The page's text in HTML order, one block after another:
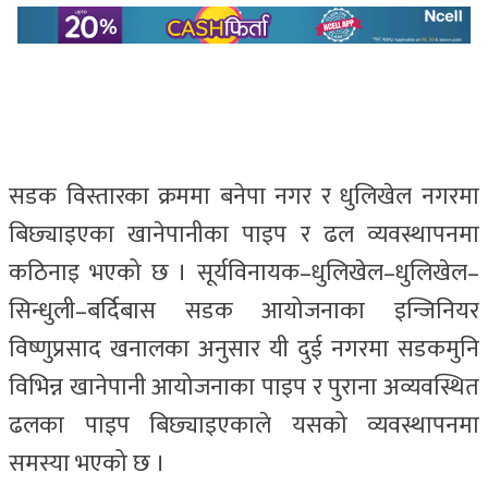
सडक विस्तारका क्रममा बनेपा नगर र धुलिखेल नगरमा
बिछ्याइएका खानेपानीका पाइप र ढल व्यवस्थापनमा
कठिनाइ भएको छ । सूर्यविनायक–धुलिखेल–धुलिखेल–
सिन्धुली–बर्दिबास सडक आयोजनाका इन्जिनियर
विष्णुप्रसाद खनालका अनुसार यी दुई नगरमा सडकमुनि
विभिन्न खानेपानी आयोजनाका पाइप र पुराना अव्यवस्थित
ढलका पाइप बिछ्याइएकाले यसको व्यवस्थापनमा
समस्या भएको छ ।